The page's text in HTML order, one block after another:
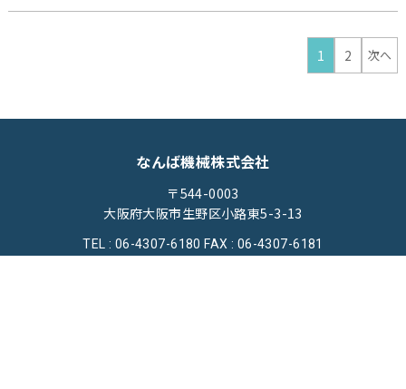
1 2 次へ
なんば機械株式会社
〒544-0003
大阪府大阪市生野区小路東5-3-13
TEL : 06-4307-6180 FAX : 06-4307-6181